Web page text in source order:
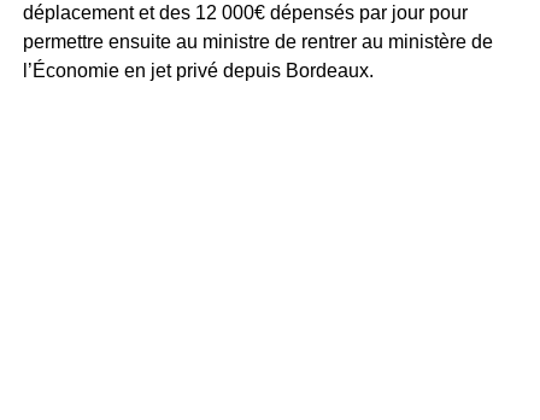
déplacement et des 12 000€ dépensés par jour pour
permettre ensuite au ministre de rentrer au ministère de
l’Économie en jet privé depuis Bordeaux.